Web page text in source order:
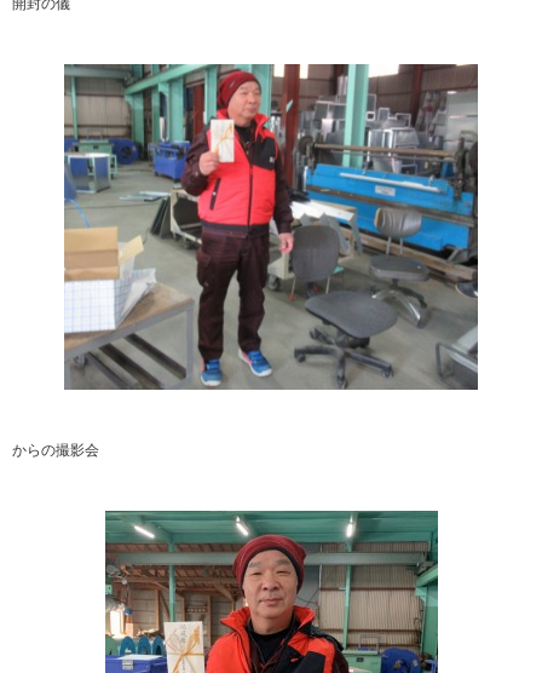
からの撮影会